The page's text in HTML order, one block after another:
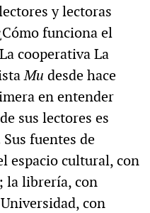
y lectoras
funciona el
cooperativa La
Mu desde hace
en entender
sus lectores es
fuentes de
espacio cultural, con
la librería, con
con